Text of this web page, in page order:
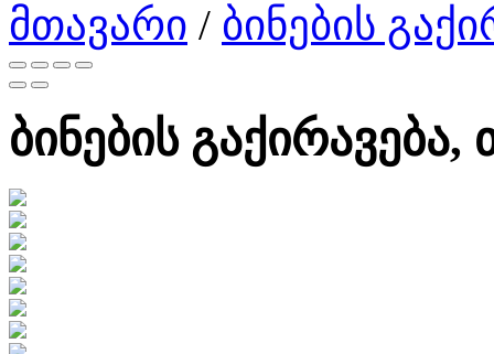
მთავარი / ბინების
ბინების